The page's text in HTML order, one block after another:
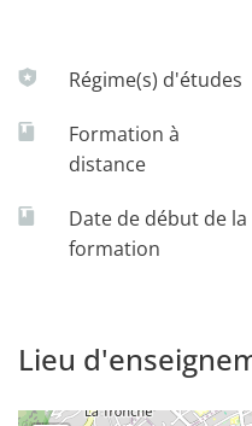
Régime(s) d'études
Formation à
distance
Date de début de la
formation
Lieu